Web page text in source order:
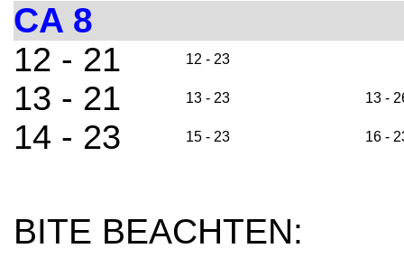
CA 8
12 - 21 12 - 23
13 - 21 13 - 23 13 -
14 - 23 15 - 23 16 -
BITE BEACHTEN: